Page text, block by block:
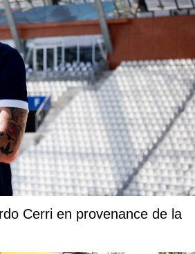
Cerri en provenance de la